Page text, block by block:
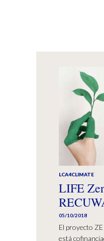
LCA4CLIMATE
LIFE
05/10/2018
El proyecto
está